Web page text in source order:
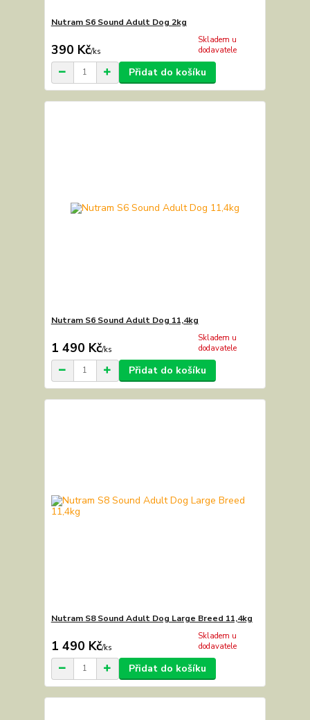
Nutram S6 Sound Adult Dog 2kg
390 Kč/ks
Skladem u
dodavatele
Přidat do košíku
Nutram S6 Sound Adult Dog 11,4kg
1 490 Kč/ks
Skladem u
dodavatele
Přidat do košíku
Nutram S8 Sound Adult Dog Large Breed 11,4kg
1 490 Kč/ks
Skladem u
dodavatele
Přidat do košíku